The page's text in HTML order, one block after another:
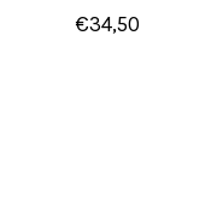
€34,50